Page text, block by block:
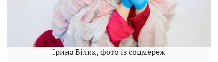
Ірина Білик, фото із соцмереж